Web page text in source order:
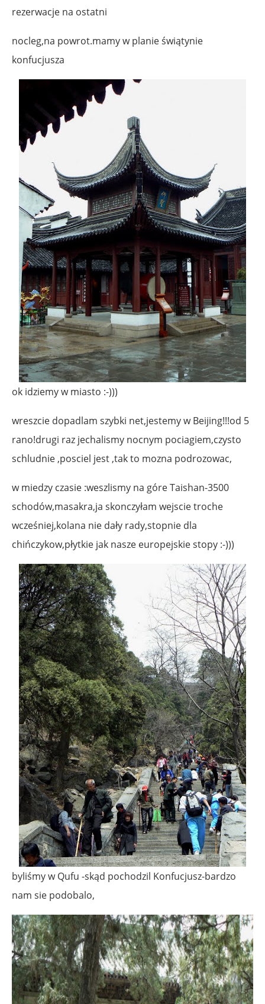
rezerwacje na ostatni
nocleg,na powrot.mamy w planie świątynie
konfucjusza
ok idziemy w miasto :-)))
wreszcie dopadlam szybki net,jestemy w Beijing!!!od 5
rano!drugi raz jechalismy nocnym pociagiem,czysto
schludnie ,posciel jest ,tak to mozna podrozowac,
w miedzy czasie :weszlismy na góre Taishan-3500
schodów,masakra,ja skonczyłam wejscie troche
wcześniej,kolana nie dały rady,stopnie dla
chińczykow,płytkie jak nasze europejskie stopy :-)))
byliśmy w Qufu -skąd pochodzil Konfucjusz-bardzo
nam sie podobalo,